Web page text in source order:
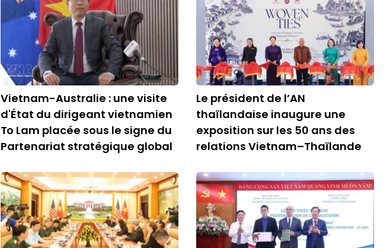
Vietnam-Australie : une visite
d'État du dirigeant vietnamien
To Lam placée sous le signe du
Partenariat stratégique global
Le président de l’AN
thaïlandaise inaugure une
exposition sur les 50 ans des
relations Vietnam–Thaïlande